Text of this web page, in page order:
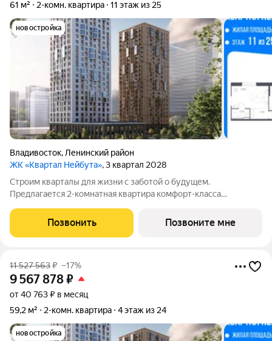
61 м²
2-комн. квартира 11 этаж из 25
новостройка
Владивосток, Ленинский район
ЖК «Квартал Нейбута», 3 квартал 2028
Строим кварталы для жизни с заботой о будущем.
Предлагается 2-комнатная квартира комфорт-класса
на 11-м этаже, в жилом комплексе "Квартал
Нейбута".Выбирайте свое место для счастливой жизни: от
Позвонить Позвоните мне
11 527 563₽ –17%
9 567 878₽
от 40 763 ₽ в месяц
59,2 м²
2-комн. квартира 4 этаж из 24
новостройка